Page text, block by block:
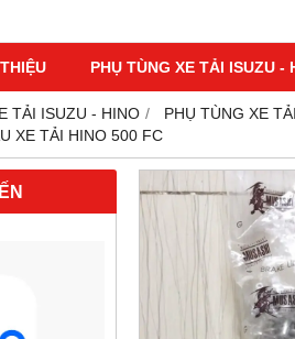
PHỤ TÙNG XE TẢI ISUZU -
TẢI ISUZU - HINO PHỤ TÙNG XE
XE TẢI HINO 500 FC